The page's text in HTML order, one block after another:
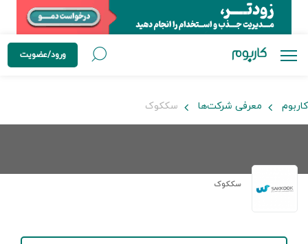
ورود/عضویت
کاربوم معرفی شرکت‌ها سککوک
سککوک